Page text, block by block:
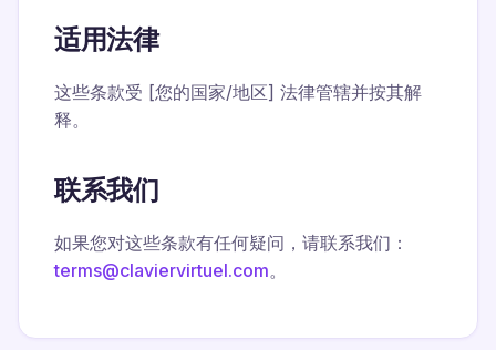
适用法律
这些条款受 [您的国家/地区] 法律管辖并按其解
释。
联系我们
如果您对这些条款有任何疑问，请联系我们：
terms@claviervirtuel.com。